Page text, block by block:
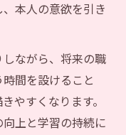
本人の意欲を引き
ながら、将来の職
間を設けること
やすくなります。
上と学習の持続に